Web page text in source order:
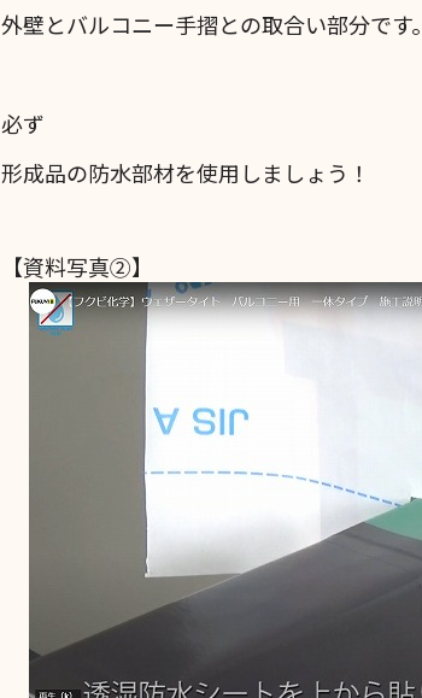
外壁とバルコニー手摺との取合い部分です。
必ず
形成品の防水部材を使用しましょう！
【資料写真②】